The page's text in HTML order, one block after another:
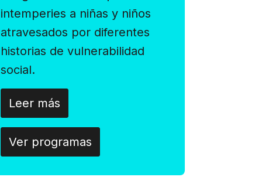
intemperies a niñas y niños
atravesados por diferentes
historias de vulnerabilidad
social.
Leer más
Ver programas